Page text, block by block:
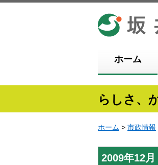
坂井市
ホーム
らしさ、
ホーム > 市政情報
2009年12月